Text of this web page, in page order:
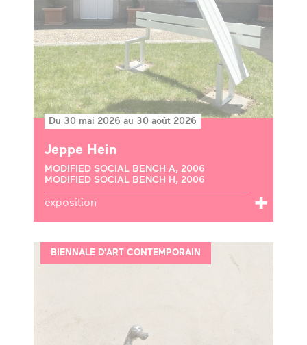
Du 30 mai 2026 au 30 août 2026
Jeppe Hein
MODIFIED SOCIAL BENCH A, 2006
MODIFIED SOCIAL BENCH H, 2006
exposition
BIENNALE D'ART CONTEMPORAIN